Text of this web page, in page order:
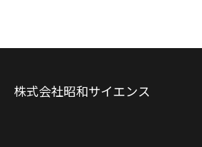
株式会社昭和サイエンス